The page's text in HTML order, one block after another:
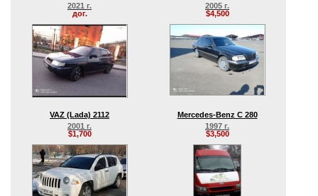
2021 г.
дог.
2005 г.
$4,500
VAZ (Lada) 2112
2001 г.
$1,700
Mercedes-Benz C 280
1997 г.
$3,500